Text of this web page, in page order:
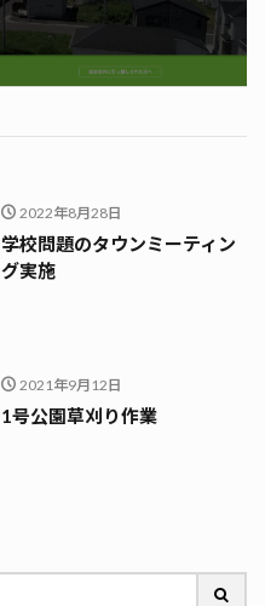
2022年8月28日
学校問題のタウンミーティン
グ実施
2021年9月12日
1号公園草刈り作業